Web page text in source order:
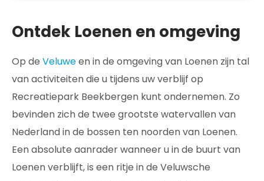
Ontdek Loenen en omgeving
Op de Veluween in de omgeving van Loenen zijn tal
van activiteiten die u tijdens uw verblijf op
Recreatiepark Beekbergen kunt ondernemen. Zo
bevinden zich de twee grootste watervallen van
Nederland in de bossen ten noorden van Loenen.
Een absolute aanrader wanneer u in de buurt van
Loenen verblijft, is een ritje in de Veluwsche